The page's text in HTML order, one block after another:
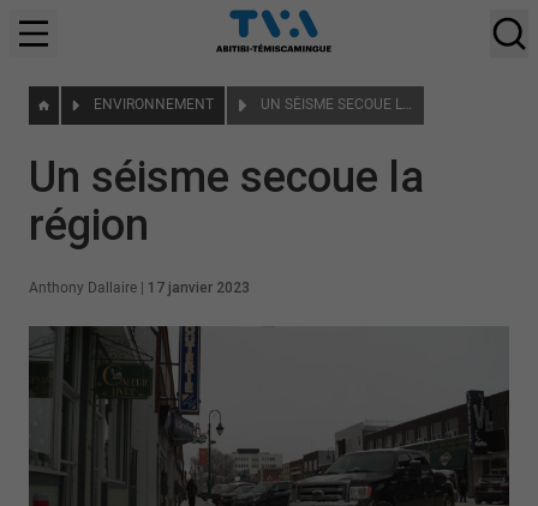
ENVIRONNEMENT UN SÉISME SECOUE LA RÉGION
Un séisme secoue la
région
Anthony Dallaire 17 janvier 2023